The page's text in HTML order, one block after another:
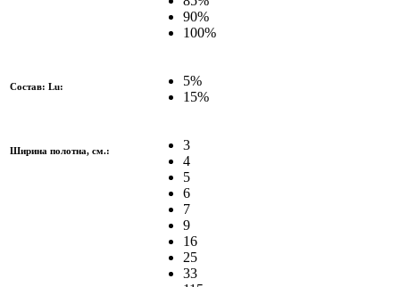
90%
100%
Состав: Lu:
5%
15%
Ширина полотна, см.:
3
4
5
6
7
9
16
25
33